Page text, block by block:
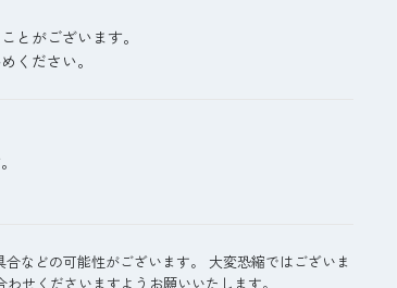
とがございます。
ください。
などの可能性がございます。 大変恐縮ではございま
わせくださいますようお願いいたします。